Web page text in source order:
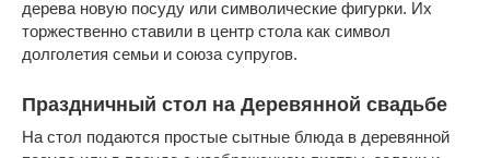
дерева новую посуду или символические фигурки. Их
торжественно ставили в центр стола как символ
долголетия семьи и союза супругов.
Праздничный стол на Деревянной свадьбе
На стол подаются простые сытные блюда в деревянной